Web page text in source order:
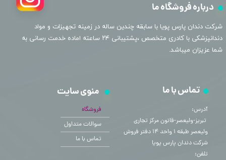
درباره فروشگاه ما
​شرکت دندان پارس پویا با سابقه چندین ساله در زمینه تجهیزات و مواد
دندانپزشکی با کادری متخصص ،پشتیبانی ۲۴ ساعته اماده خدمت رسانی به
شما عزیزان میباشد.
منوی سایت
فروشگاه
سوالات متداول
تماس با ما
تماس با ما
آدرس:
​​​​​​​ تبریز-ولیعصر-قانون مرکز تجاری
ولیعصر طبقه ۱ واحد ۱۴ دفتر فروش
شرکت دندان پارس پویا
تلفن: